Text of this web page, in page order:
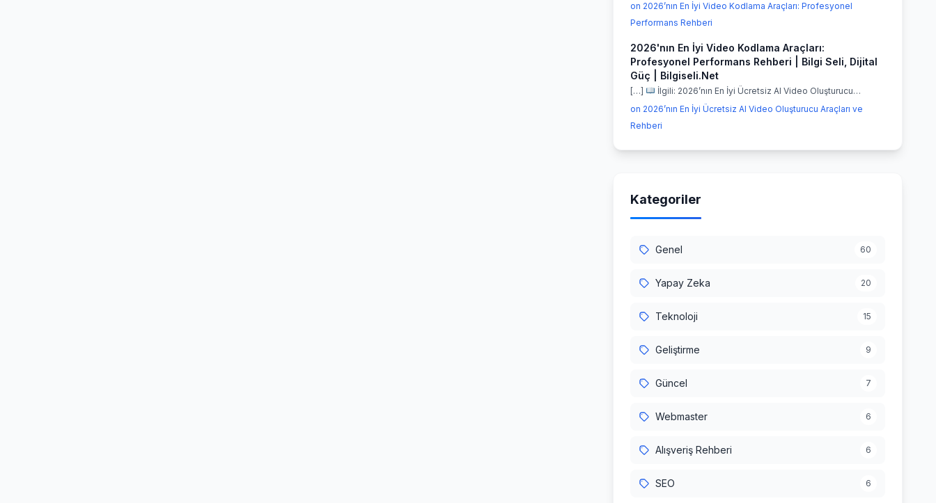
on 2026’nın En İyi Video Kodlama Araçları: Profesyonel
Performans Rehberi
2026'nın En İyi Video Kodlama Araçları:
Profesyonel Performans Rehberi | Bilgi Seli, Dijital
Güç | Bilgiseli.Net
[…]
İlgili: 2026’nın En İyi Ücretsiz AI Video Oluşturucu…
on 2026’nın En İyi Ücretsiz AI Video Oluşturucu Araçları ve
Rehberi
Kategoriler
Genel 60
Yapay Zeka 20
Teknoloji 15
Geliştirme 9
Güncel 7
Webmaster 6
Alışveriş Rehberi 6
SEO 6